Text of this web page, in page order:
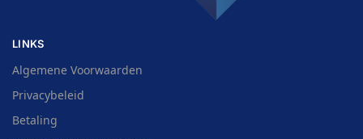
LINKS
Algemene Voorwaarden
Privacybeleid
Betaling